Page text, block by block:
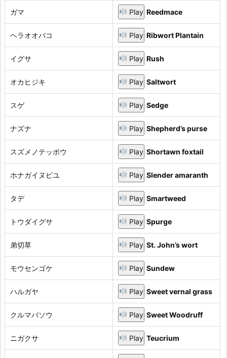
ガマ Play Reedmace
ヘラオオバコ Play Ribwort Plantain
イグサ Play Rush
オカヒジキ Play Saltwort
スゲ Play Sedge
ナズナ Play Shepherd’s purse
スズメノテッポウ Play Shortawn foxtail
ホナガイヌビユ Play Slender amaranth
タデ Play Smartweed
トウダイグサ Play Spurge
弟切草 Play St. John’s wort
モウセンゴケ Play Sundew
ハルガヤ Play Sweet vernal grass
クルマバソウ Play Sweet Woodruff
ニガクサ Play Teucrium